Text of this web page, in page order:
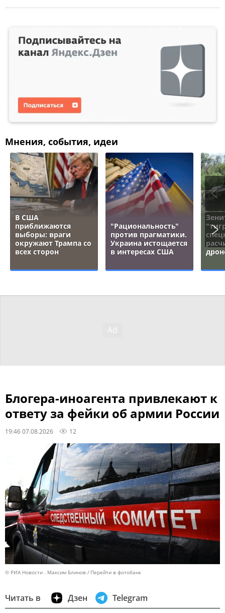
Мнения, события, идеи
В США
приближаются
выборы: враги
окружают Трампа со
всех сторон
"Рациональность"
против прагматики.
Украина истощается
в интересах США
Блогера-иноагента привлекают к
ответу за фейки об армии России
19:46 07.08.2026 12
© РИА Новости . Максим Блинов Перейти в фотобанк
Читать в Дзен Telegram